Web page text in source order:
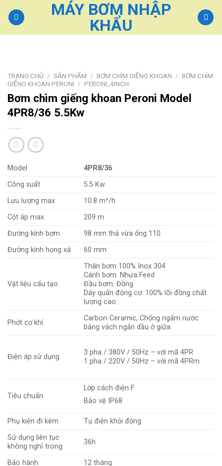
MÁY BƠM NHẬP
KHẨU
TRANG CHỦ / SẢN PHẨM / BƠM CHÌM GIẾNG KHOAN / BƠM CHÌM
GIẾNG KHOAN PERONI / PERONI_4INCH
Bơm chìm giếng khoan Peroni Model
4PR8/36 5.5Kw
Model
4PR8/36
Công suất
5.5 Kw
Lưu lượng max
10.8 m³/h
Cột áp max
209 m
Đường kính bơm
98 mm thả vừa ống 110
Đường kính họng xả
60 mm
Vật liệu cấu tạo
Thân bơm 100% Inox 304
Cánh bơm: Nhựa Feed
Đầu bơm: Đồng
Dây quấn động cơ: 100% lõi đồng chất
lượng cao
Phớt cơ khí
Carbon-Ceramic, Chống ngấm nước
bằng vách ngăn dầu ở giữa
Điện áp sử dụng
3 pha / 380V / 50Hz – với mã 4PR
1 pha / 220V / 50Hz – với mã 4PRm
Tiêu chuẩn
Lớp cách điện F
Bảo vệ IP68
Phụ kiện đi kèm
Tụ điện khỏi động
Sử dụng liên tục
không nghỉ trong
36h
Bảo hành 12 tháng